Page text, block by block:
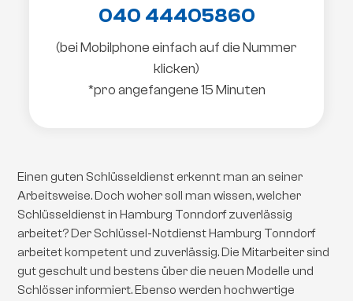
040 44405860
(bei Mobilphone einfach auf die Nummer
klicken)
*pro angefangene 15 Minuten
Einen guten Schlüsseldienst erkennt man an seiner
Arbeitsweise. Doch woher soll man wissen, welcher
Schlüsseldienst in Hamburg Tonndorf zuverlässig
arbeitet? Der Schlüssel-Notdienst Hamburg Tonndorf
arbeitet kompetent und zuverlässig. Die Mitarbeiter sind
gut geschult und bestens über die neuen Modelle und
Schlösser informiert. Ebenso werden hochwertige